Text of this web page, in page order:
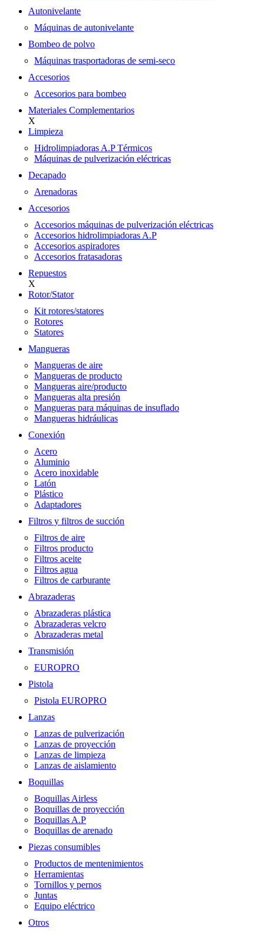
Autonivelante
Máquinas de autonivelante
Bombeo de polvo
Máquinas trasportadoras de semi-seco
Accesorios
Accesorios para bombeo
Materiales Complementarios
X
Limpieza
Hidrolimpiadoras A.P Térmicos
Máquinas de pulverización eléctricas
Decapado
Arenadoras
Accesorios
Accesorios máquinas de pulverización eléctricas
Accesorios hidrolimpiadoras A.P
Accesorios aspiradores
Accesorios fratasadoras
Repuestos
X
Rotor/Stator
Kit rotores/statores
Rotores
Statores
Mangueras
Mangueras de aire
Mangueras de producto
Mangueras aire/producto
Mangueras alta presión
Mangueras para máquinas de insuflado
Mangueras hidráulicas
Conexión
Acero
Aluminio
Acero inoxidable
Latón
Plástico
Adaptadores
Filtros y filtros de succión
Filtros de aire
Filtros producto
Filtros aceite
Filtros agua
Filtros de carburante
Abrazaderas
Abrazaderas plástica
Abrazaderas velcro
Abrazaderas metal
Transmisión
EUROPRO
Pistola
Pistola EUROPRO
Lanzas
Lanzas de pulverización
Lanzas de proyección
Lanzas de limpieza
Lanzas de aislamiento
Boquillas
Boquillas Airless
Boquillas de proyección
Boquillas A.P
Boquillas de arenado
Piezas consumibles
Productos de mentenimientos
Herramientas
Tornillos y pernos
Juntas
Equipo eléctrico
Otros